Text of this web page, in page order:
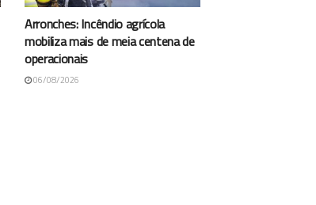
Arronches: Incêndio agrícola
mobiliza mais de meia centena de
operacionais
06/08/2026